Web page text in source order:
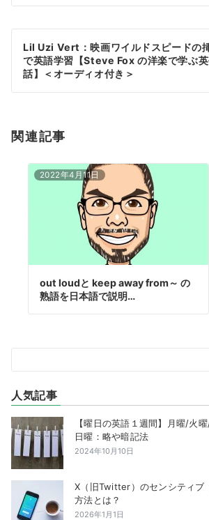
ン
Lil Uzi Vert：映画ワイルドスピードの
で英語学習【Steve Fox の洋楽で学ぶ
話】＜オーディオ付き＞
関連記事
2022年4月11日
out loudと keep away from～ の
熟語を日本語で説明…
人気記事
【曜日の英語１週間】月曜/火
日曜：略や暗記法
2024年10月10日
X（旧Twitter）のセンシティブ
方法とは？
2026年1月1日